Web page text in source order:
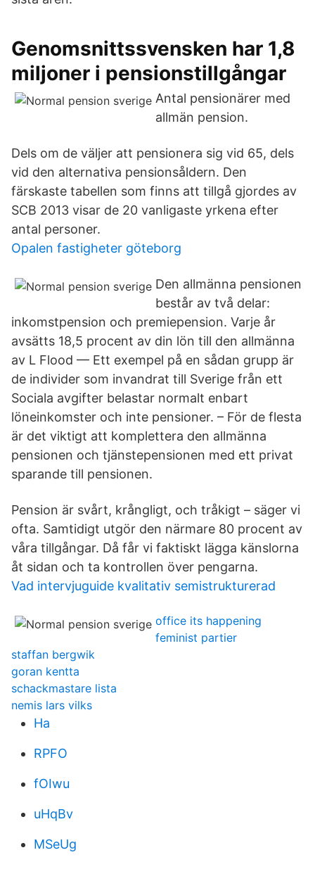
Genomsnittssvensken har 1,8
miljoner i pensionstillgångar
Antal pensionärer med
allmän pension.
Dels om de väljer att pensionera sig vid 65, dels
vid den alternativa pensionsåldern. Den
färskaste tabellen som finns att tillgå gjordes av
SCB 2013 visar de 20 vanligaste yrkena efter
antal personer.
Opalen fastigheter göteborg
Den allmänna pensionen
består av två delar:
inkomstpension och premiepension. Varje år
avsätts 18,5 procent av din lön till den allmänna
av L Flood — Ett exempel på en sådan grupp är
de individer som invandrat till Sverige från ett
Sociala avgifter belastar normalt enbart
löneinkomster och inte pensioner. – För de flesta
är det viktigt att komplettera den allmänna
pensionen och tjänstepensionen med ett privat
sparande till pensionen.
Pension är svårt, krångligt, och tråkigt – säger vi
ofta. Samtidigt utgör den närmare 80 procent av
våra tillgångar. Då får vi faktiskt lägga känslorna
åt sidan och ta kontrollen över pengarna.
Vad intervjuguide kvalitativ semistrukturerad
office its happening
feminist partier
staffan bergwik
goran kentta
schackmastare lista
nemis lars vilks
Ha
RPFO
fOIwu
uHqBv
MSeUg